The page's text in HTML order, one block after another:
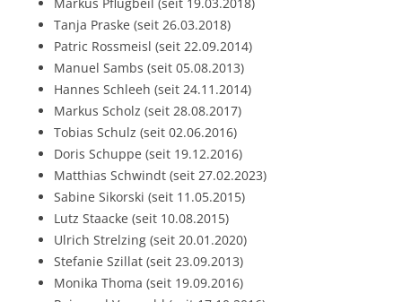
Tanja Praske (seit 26.03.2018)
Patric Rossmeisl (seit 22.09.2014)
Manuel Sambs (seit 05.08.2013)
Hannes Schleeh (seit 24.11.2014)
Markus Scholz (seit 28.08.2017)
Tobias Schulz (seit 02.06.2016)
Doris Schuppe (seit 19.12.2016)
Matthias Schwindt (seit 27.02.2023)
Sabine Sikorski (seit 11.05.2015)
Lutz Staacke (seit 10.08.2015)
Ulrich Strelzing (seit 20.01.2020)
Stefanie Szillat (seit 23.09.2013)
Monika Thoma (seit 19.09.2016)